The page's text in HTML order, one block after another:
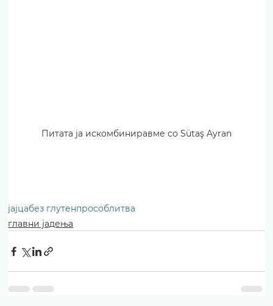
Питата ја искомбиниравме со Sütaş Ayran
јајцабез глутенпрособлитва
главни јадења